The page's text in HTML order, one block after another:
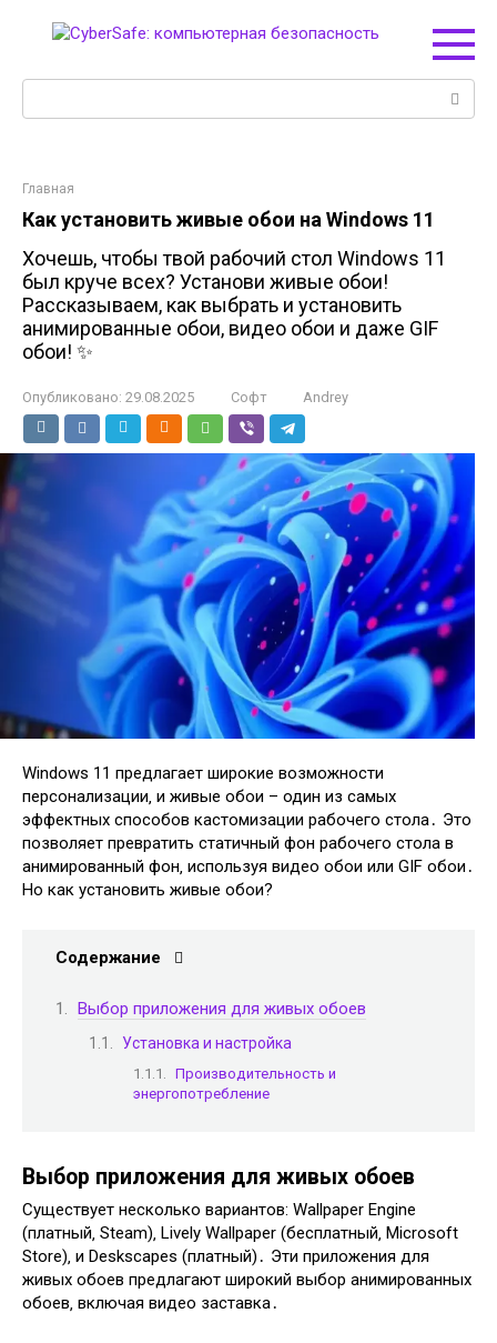
Главная
Как установить живые обои на Windows 11
Хочешь, чтобы твой рабочий стол Windows 11
был круче всех? Установи живые обои!
Рассказываем, как выбрать и установить
анимированные обои, видео обои и даже GIF
обои! ✨
Опубликовано: 29.08.2025 Софт Andrey
Windows 11 предлагает широкие возможности
персонализации‚ и живые обои – один из самых
эффектных способов кастомизации рабочего стола․ Это
позволяет превратить статичный фон рабочего стола в
анимированный фон‚ используя видео обои или GIF обои․
Но как установить живые обои?
Содержание
Выбор приложения для живых обоев
Установка и настройка
Производительность и
энергопотребление
Выбор приложения для живых обоев
Существует несколько вариантов: Wallpaper Engine
(платный‚ Steam)‚ Lively Wallpaper (бесплатный‚ Microsoft
Store)‚ и Deskscapes (платный)․ Эти приложения для
живых обоев предлагают широкий выбор анимированных
обоев‚ включая видео заставка․